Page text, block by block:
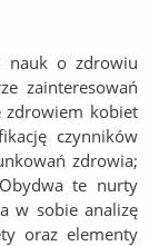
nauk o zdrowiu
zainteresowań
zdrowiem kobiet
czynników
zdrowia;
Obydwa te nurty
w sobie analizę
oraz elementy